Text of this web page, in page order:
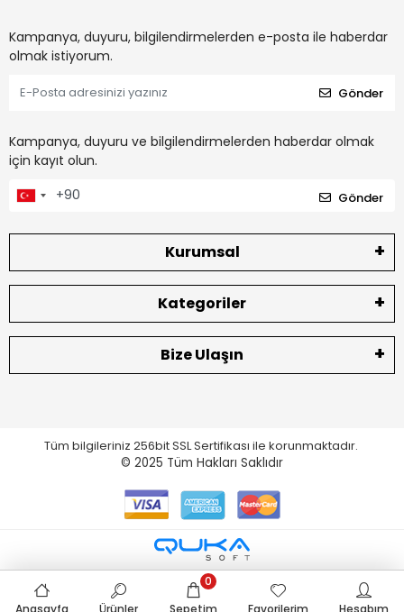
Kampanya, duyuru, bilgilendirmelerden e-posta ile haberdar
olmak istiyorum.
Gönder
Kampanya, duyuru ve bilgilendirmelerden haberdar olmak
için kayıt olun.
Gönder
Kurumsal
Kategoriler
Bize Ulaşın
Tüm bilgileriniz 256bit SSL Sertifikası ile korunmaktadır.
© 2025 Tüm Hakları Saklıdır
Anasayfa Ürünler Sepetim
0
Favorilerim
Hesabım